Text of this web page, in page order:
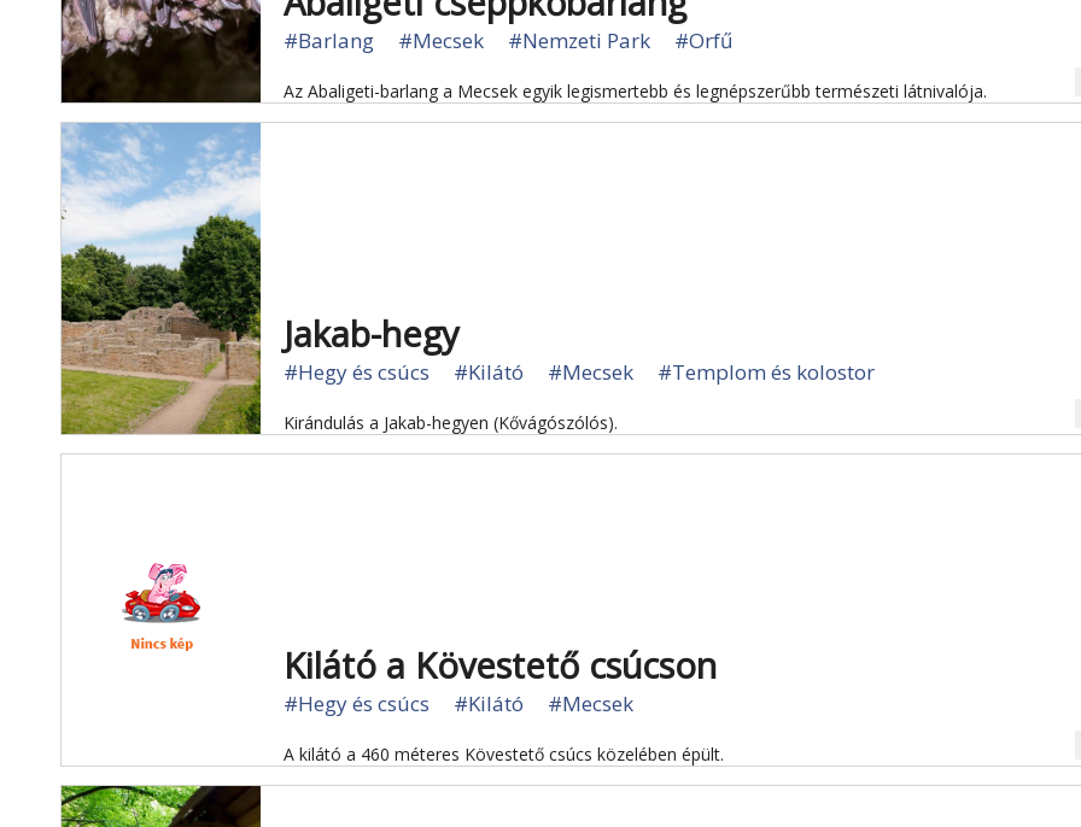
#Barlang #Mecsek #Nemzeti Park #Orfű
Az Abaligeti-barlang a Mecsek egyik legismertebb és legnépszerűbb természeti látnivalója.
Jakab-hegy
#Hegy és csúcs #Kilátó #Mecsek #Templom és kolostor
Kirándulás a Jakab-hegyen (Kővágószólós).
Kilátó a Kövestető csúcson
#Hegy és csúcs #Kilátó #Mecsek
A kilátó a 460 méteres Kövestető csúcs közelében épült.